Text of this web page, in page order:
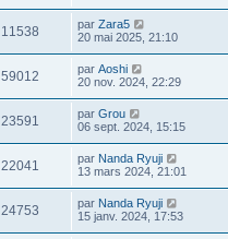
11538 par Zara5
20 mai 2025, 21:10
59012 par Aoshi
20 nov. 2024, 22:29
23591 par Grou
06 sept. 2024, 15:15
22041 par Nanda Ryuji
13 mars 2024, 21:01
24753 par Nanda Ryuji
15 janv. 2024, 17:53